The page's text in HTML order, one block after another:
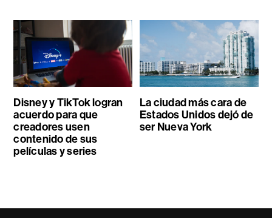
Disney y TikTok logran
acuerdo para que
creadores usen
contenido de sus
películas y series
La ciudad más cara de
Estados Unidos dejó de
ser Nueva York